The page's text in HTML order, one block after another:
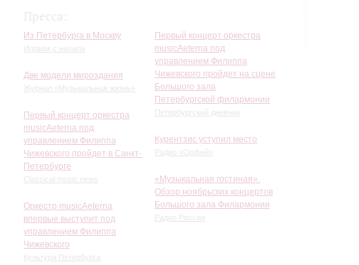
Из Петербурга в Москву
Играем с начала
Две модели мироздания
Журнал «Музыкальная жизнь»
Первый концерт оркестра
musicAeterna под
управлением Филиппа
Чижевского пройдет в Санкт-
Петербурге
Classical music news
Оркестр musicAeterna
впервые выступит под
управлением Филиппа
Чижевского
Культура Петербурга
Первый концерт оркестра
musicAeterna под
управлением Филиппа
Чижевского пройдет на сцене
Большого зала
Петербургской филармонии
Петербургский дневник
Курентзис уступил место
Радио «Орфей»
«Музыкальная гостиная».
Обзор ноябрьских концертов
Большого зала Филармонии
Радио России